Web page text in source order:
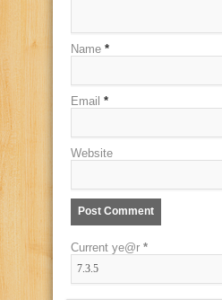
Name *
Email *
Website
Current ye@r *